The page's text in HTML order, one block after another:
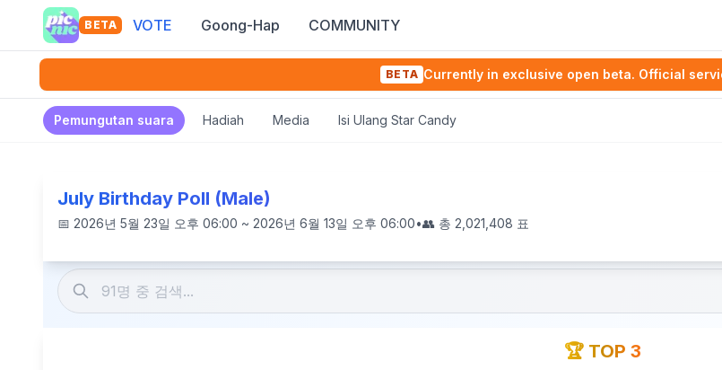
BETA VOTE Goong-Hap COMMUNITY
BETA Currently in exclusive open beta. Official
Pemungutan suara Hadiah Media Isi Ulang Star Candy
July Birthday Poll (Male)
📅 2026년 5월 23일 오후 06:00 ~ 2026년 6월 13일 오후 06:00•👥 총 2,021,408 표
🏆 TOP 3